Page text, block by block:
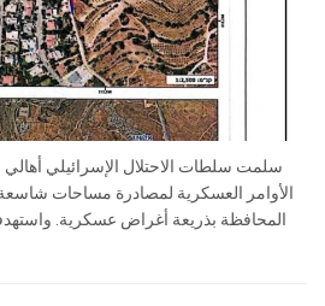
سلمت سلطات الاحتلال الإسرائيلي
الأوامر العسكرية لمصادرة مساحات
المحافظة بذريعة أغراض عسكرية.